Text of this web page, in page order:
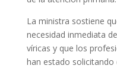
La ministra sostiene
necesidad inmediata
víricas y que los
han estado